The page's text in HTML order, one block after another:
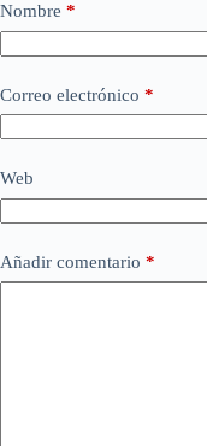
Nombre *
Correo electrónico *
Web
Añadir comentario *